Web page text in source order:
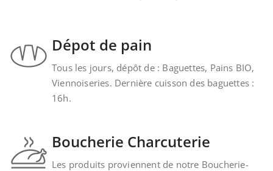
Dépot de pain
Tous les jours, dépôt de : Baguettes, Pains BIO,
Viennoiseries. Dernière cuisson des baguettes :
16h.
Boucherie Charcuterie
Les produits proviennent de notre Boucherie-